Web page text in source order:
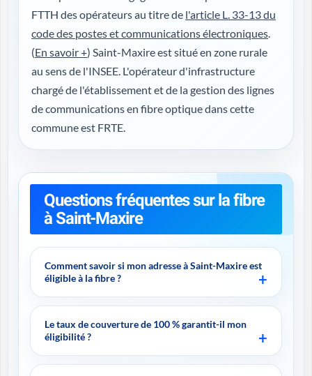
FTTH des opérateurs au titre de l'article L. 33-13 du
code des postes et communications électroniques.
(En savoir +) Saint-Maxire est situé en zone rurale
au sens de l'INSEE. L'opérateur d'infrastructure
chargé de l'établissement et de la gestion des lignes
de communications en fibre optique dans cette
commune est FRTE.
Questions fréquentes sur la fibre
à Saint-Maxire
Comment savoir si mon adresse à Saint-Maxire est
éligible à la fibre ?
Le taux de couverture de 100 % garantit-il mon
éligibilité ?